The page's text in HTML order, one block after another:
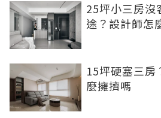
25坪小三房沒
途？設計師怎
15坪硬塞三房
麼擁擠嗎